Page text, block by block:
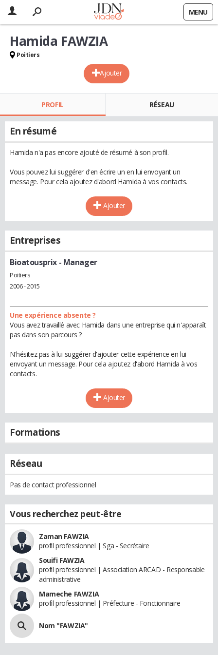
MENU
Ajouter
Hamida FAWZIA
Poitiers
PROFIL RÉSEAU
En résumé
Hamida n'a pas encore ajouté de résumé à son profil.
Vous pouvez lui suggérer d'en écrire un en lui envoyant un
message. Pour cela ajoutez d'abord Hamida à vos contacts.
Ajouter
Entreprises
Bioatousprix- Manager
Poitiers
2006 - 2015
Une expérience absente ?
Vous avez travaillé avec Hamida dans une entreprise qui n'apparaît
pas dans son parcours ?
N'hésitez pas à lui suggérer d'ajouter cette expérience en lui
envoyant un message. Pour cela ajoutez d'abord Hamida à vos
contacts.
Ajouter
Formations
Réseau
Pas de contact professionnel
Vous recherchez peut-être
Zaman FAWZIA
profil professionnel | Sga - Secrétaire
Souifi FAWZIA
profil professionnel | Association ARCAD - Responsable
administrative
Mameche FAWZIA
profil professionnel | Préfecture - Fonctionnaire
Nom "FAWZIA"